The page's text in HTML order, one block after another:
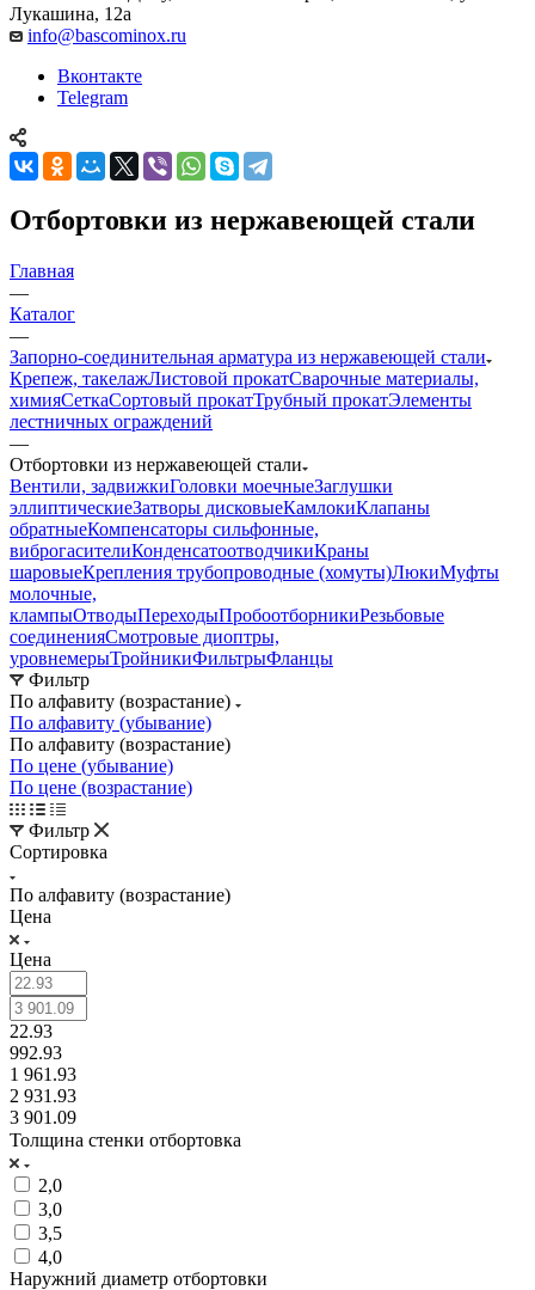
Лукашина, 12а
info@bascominox.ru
Вконтакте
Telegram
Отбортовки из нержавеющей стали
Главная
—
Каталог
—
Запорно-соединительная арматура из нержавеющей стали
Крепеж, такелажЛистовой прокатСварочные материалы,
химияСеткаСортовый прокатТрубный прокатЭлементы
лестничных ограждений
—
Отбортовки из нержавеющей стали
Вентили, задвижкиГоловки моечныеЗаглушки
эллиптическиеЗатворы дисковыеКамлокиКлапаны
обратныеКомпенсаторы сильфонные,
виброгасителиКонденсатоотводчикиКраны
шаровыеКрепления трубопроводные (хомуты)ЛюкиМуфты
молочные,
клампыОтводыПереходыПробоотборникиРезьбовые
соединенияСмотровые диоптры,
уровнемерыТройникиФильтрыФланцы
Фильтр
По алфавиту (возрастание)
По алфавиту (убывание)
По алфавиту (возрастание)
По цене (убывание)
По цене (возрастание)
Фильтр
Сортировка
По алфавиту (возрастание)
Цена
Цена
22.93
992.93
1 961.93
2 931.93
3 901.09
Толщина стенки отбортовка
2,0
3,0
3,5
4,0
Наружний диаметр отбортовки